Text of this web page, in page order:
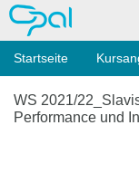
OPAL
Startseite
WS 2021/
Performance und